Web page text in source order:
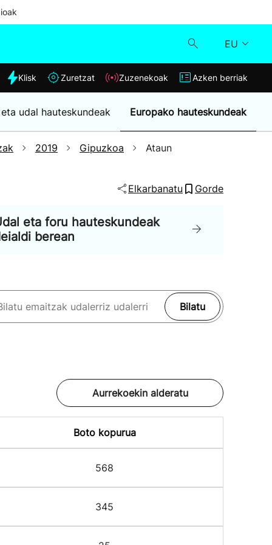
EU
Klisk
Zuzenekoak
Azken berriak
Klisk Zuretzat Zuzenekoak Azken berriak
udal hauteskundeak Europako hauteskundeak
2019 Gipuzkoa Ataun
Elkarbanatu Gorde
eta foru hauteskundeak
berean
Bilatu
Aurrekoekin alderatu
Boto kopurua
568
345